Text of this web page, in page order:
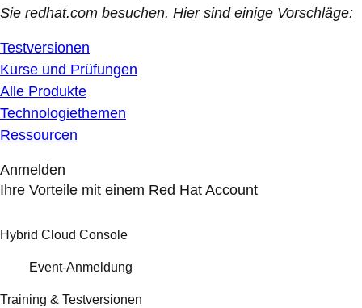
Sie redhat.com besuchen. Hier sind einige Vorschläge:
Testversionen
Kurse und Prüfungen
Alle Produkte
Technologiethemen
Ressourcen
Anmelden
Ihre Vorteile mit einem Red Hat Account
Hybrid Cloud Console
Event-Anmeldung
Training & Testversionen